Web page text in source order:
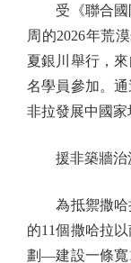
受《聯合國
周的2026年荒
夏銀川舉行，
名學員參加。
非拉發展中國家
援非築牆治
為抵禦撒哈
的11個撒哈拉
劃—建設一條寬